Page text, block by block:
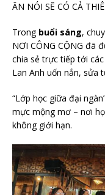
ĂN NÓI SẼ CÓ CẢ
Trong buổi sáng,
NƠI CÔNG CỘNG đã
chia sẻ trực tiếp tới
Lan Anh uốn nắn, sửa
“Lớp học giữa đại
mực mộng mơ – nơi
không giới hạn.